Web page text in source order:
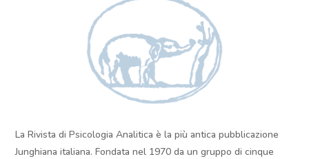
La Rivista di Psicologia Analitica è la più antica pubblicazione
Junghiana italiana. Fondata nel 1970 da un gruppo di cinque